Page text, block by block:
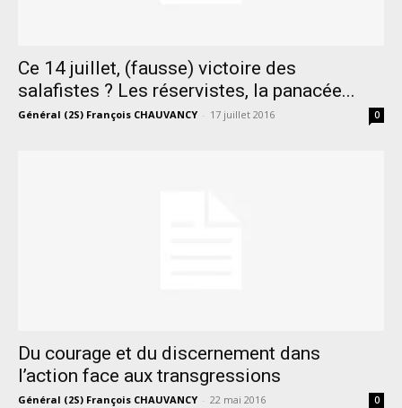
Ce 14 juillet, (fausse) victoire des
salafistes ? Les réservistes, la panacée...
Général (2S) François CHAUVANCY - 17 juillet 2016 0
Du courage et du discernement dans
l’action face aux transgressions
Général (2S) François CHAUVANCY - 22 mai 2016 0